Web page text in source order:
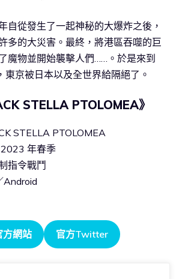
自從發生了一起神秘的大爆炸之後，
多的大災害。最終，將港區吞噬的巨
魔物並開始襲擊人們……。於是來到
京被日本以及全世界給隔絕了。
STELLA PTOLOMEA》
PTOLOMEA
年春季
指令戰鬥
Android
方網站 官方Twitter